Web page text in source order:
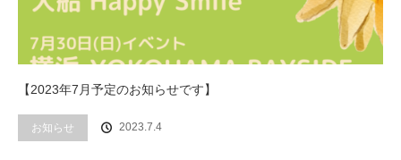
【2023年7月予定のお知らせです】
お知らせ 2023.7.4